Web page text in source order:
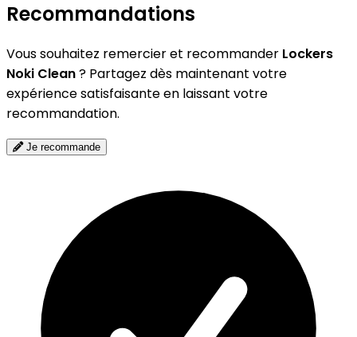
Recommandations
Vous souhaitez remercier et recommander Lockers
Noki Clean? Partagez dès maintenant votre
expérience satisfaisante en laissant votre
recommandation.
Je recommande